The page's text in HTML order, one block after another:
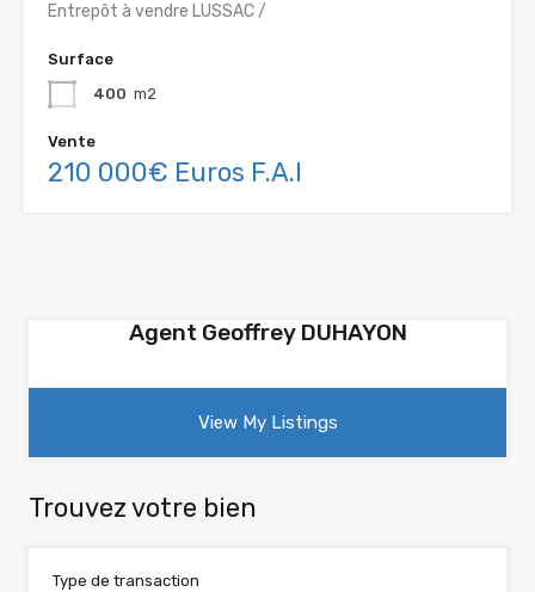
Entrepôt à vendre LUSSAC /
Surface
400 m2
Vente
210 000€ Euros F.A.I
Agent Geoffrey DUHAYON
View My Listings
Trouvez votre bien
Type de transaction